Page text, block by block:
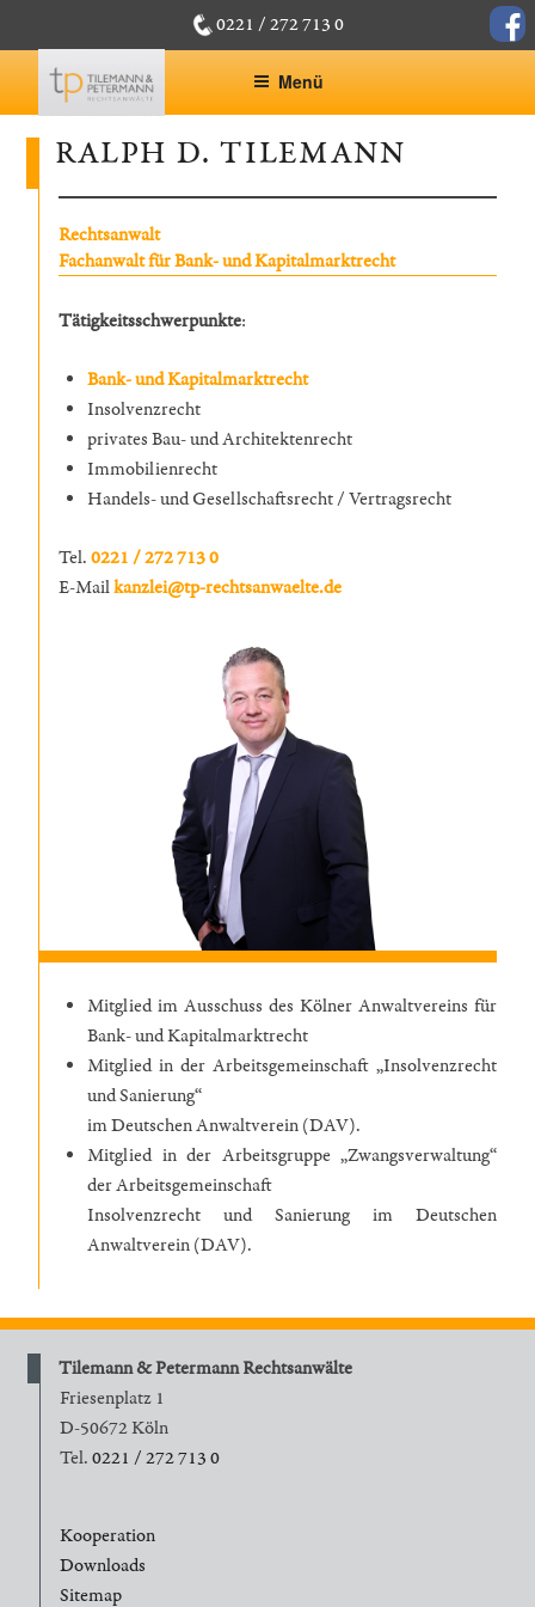
Inhalt
springen
0221 / 272 713 0
Menü
RALPH D. TILEMANN
Rechtsanwalt
Fachanwalt für Bank- und Kapitalmarktrecht
Tätigkeitsschwerpunkte:
Bank- und Kapitalmarktrecht
Insolvenzrecht
privates Bau- und Architektenrecht
Immobilienrecht
Handels- und Gesellschaftsrecht / Vertragsrecht
Tel.0221 / 272 713 0
E-Mailkanzlei@tp-rechtsanwaelte.de
Mitglied im Ausschuss des Kölner Anwaltvereins für
Bank- und Kapitalmarktrecht
Mitglied in der Arbeitsgemeinschaft „Insolvenzrecht
und Sanierung“
im Deutschen Anwaltverein (DAV).
Mitglied in der Arbeitsgruppe „Zwangsverwaltung“
der Arbeitsgemeinschaft
Insolvenzrecht und Sanierung im Deutschen
Anwaltverein (DAV).
Tilemann & Petermann Rechtsanwälte
Friesenplatz 1
D-50672 Köln
Tel.0221 / 272 713 0
Kooperation
Downloads
Sitemap